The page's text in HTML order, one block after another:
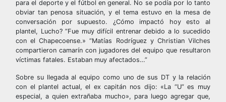
para el deporte y el fútbol en general. No se podía por lo tanto
obviar tan penosa situación, y el tema estuvo en la mesa de
conversación por supuesto. ¿Cómo impactó hoy esto al
plantel, Lucho? ”Fue muy difícil entrenar debido a lo sucedido
con el Chapecoense.» “Matías Rodríguez y Christian Vilches
compartieron camarín con jugadores del equipo que resultaron
víctimas fatales. Estaban muy afectados…”
Sobre su llegada al equipo como uno de sus DT y la relación
con el plantel actual, el ex capitán nos dijo: «La “U” es muy
especial, a quien extrañaba mucho», para luego agregar que,